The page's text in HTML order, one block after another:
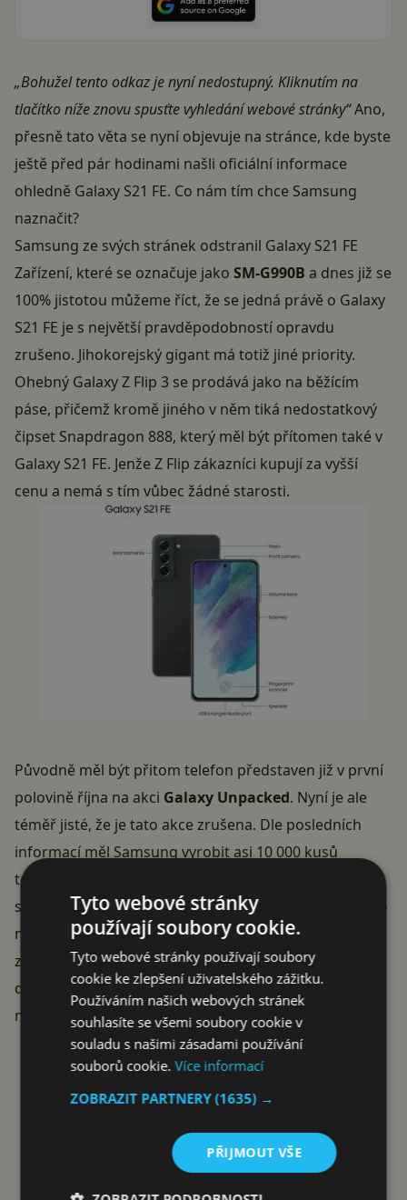
„Bohužel tento odkaz je nyní nedostupný. Kliknutím na
tlačítko níže znovu spusťte vyhledání webové stránky“Ano,
přesně tato věta se nyní objevuje na stránce, kde byste
ještě před pár hodinami našli oficiální informace
ohledně Galaxy S21 FE. Co nám tím chce Samsung
naznačit?
Samsung ze svých stránek odstranil Galaxy S21 FE
Zařízení, které se označuje jako SM-G990B a dnes již se
100% jistotou můžeme říct, že se jedná právě o Galaxy
S21 FE je s největší pravděpodobností opravdu
zrušeno. Jihokorejský gigant má totiž jiné priority.
Ohebný Galaxy Z Flip 3 se prodává jako na běžícím
páse, přičemž kromě jiného v něm tiká nedostatkový
čipset Snapdragon 888, který měl být přítomen také v
Galaxy S21 FE. Jenže Z Flip zákazníci kupují za vyšší
cenu a nemá s tím vůbec žádné starosti.
Původně měl být přitom telefon představen již v první
polovině října na akci Galaxy Unpacked. Nyní je ale
téměř jisté, že je tato akce zrušena. Dle posledních
informací měl Samsung vyrobit asi 10 000 kusů
telefonů Galaxy S21 FE, ovšem prozatím není jisté, zda
se tento malý počet dostane do prodeje, nebo zda pro
něj bude jednodušší hodit všechno do popelnice a
zapomenout. Udržovat aktualizace, řešit reklamace a
další komplikace kvůli tak malému počtu zařízení? To
nám na Samsung úplně nesedí..
Reklama
Tyto webové stránky
používají soubory cookie.
Tyto webové stránky používají soubory
cookie ke zlepšení uživatelského zážitku.
Používáním našich webových stránek
souhlasíte se všemi soubory cookie v
souladu s našimi zásadami používání
souborů cookie.Více informací
ZOBRAZIT PARTNERY(1635) →
PŘIJMOUT VŠE